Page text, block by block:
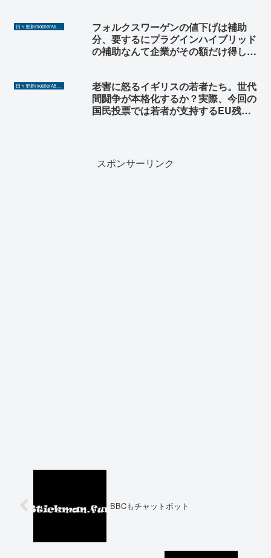
日々更新mobilerA8（Yahoo!ニュースを毎日ウォッチ）
フォルクスワーゲンの値下げは補助
分、要するにプラグインハイブリッド
の補助なんて企業がその額だけ得した
老害に怒るイギリスの若者たち。世代
間闘争が本格化するか？実際、今回の
国民投票では若者が支持するEU残留
スポンサーリンク
BBCもチャットボット